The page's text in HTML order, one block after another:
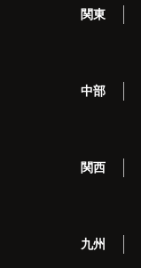
関東
中部
関西
九州